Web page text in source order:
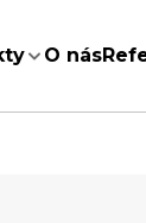
O nás